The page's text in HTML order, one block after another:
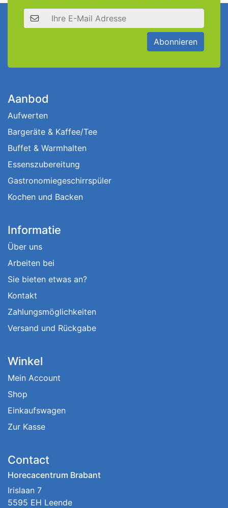
E-Mail Adresse
Abonnieren
Aanbod
Aufwerten
Bargeräte & Kaffee/Tee
Buffet & Warmhalten
Essenszubereitung
Gastronomiegeschirrspüler
Kochen und Backen
Informatie
Über uns
Arbeiten bei
Sie bieten etwas an?
Kontakt
Zahlungsmöglichkeiten
Versand und Rückgabe
Winkel
Mein Account
Shop
Einkaufswagen
Zur Kasse
Contact
Horecacentrum Brabant
Irislaan 7
5595 EH Leende